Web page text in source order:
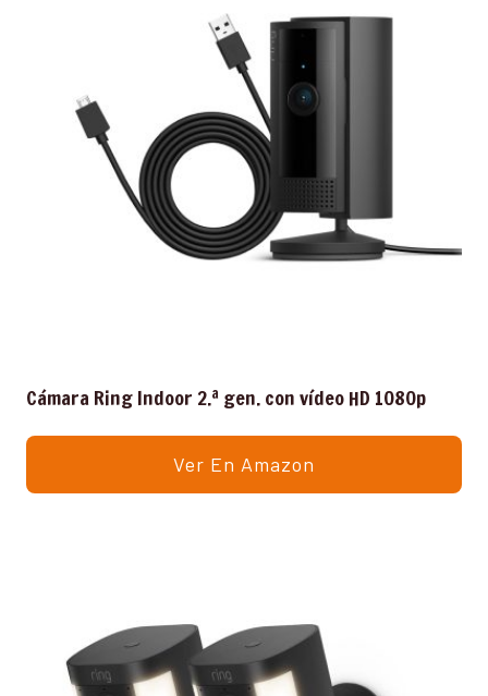
Cámara Ring Indoor 2.ª gen. con vídeo HD 1080p
Ver En Amazon